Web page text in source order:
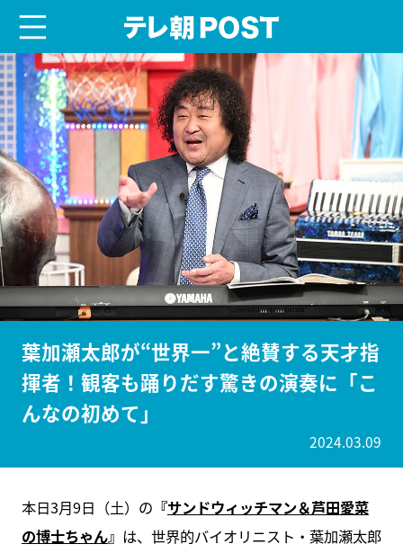
葉加瀬太郎が“世界一”と絶賛する天才指
揮者！観客も踊りだす驚きの演奏に「こ
んなの初めて」
2024.03.09
本日3月9日（土）の 『サンドウィッチマン＆芦田愛菜
の博士ちゃん』 は、世界的バイオリニスト・葉加瀬太郎